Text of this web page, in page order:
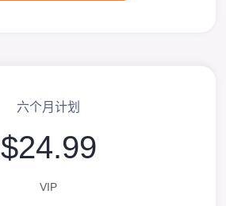
六个月计划
$24.99
VIP